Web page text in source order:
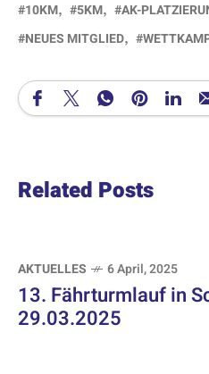
10KM 5KM AK-
NEUES MITGLIED
Related Posts
AKTUELLES 6 April, 2025
13. Fährturmlauf in
29.03.2025